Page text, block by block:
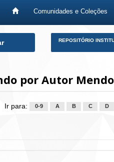
Comunidades e Coleções
REPOSITÓRIO
por Autor
Ir para: 0-9 A B C D